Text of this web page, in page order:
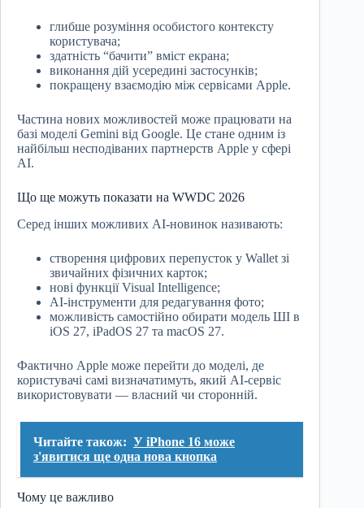
глибше розуміння особистого контексту
користувача;
здатність “бачити” вміст екрана;
виконання дій усередині застосунків;
покращену взаємодію між сервісами Apple.
Частина нових можливостей може працювати на
базі моделі Gemini від Google. Це стане одним із
найбільш несподіваних партнерств Apple у сфері
AI.
Що ще можуть показати на WWDC 2026
Серед інших можливих AI-новинок називають:
створення цифрових перепусток у Wallet зі
звичайних фізичних карток;
нові функції Visual Intelligence;
AI-інструменти для редагування фото;
можливість самостійно обирати модель ШІ в
iOS 27, iPadOS 27 та macOS 27.
Фактично Apple може перейти до моделі, де
користувачі самі визначатимуть, який AI-сервіс
використовувати — власний чи сторонній.
Читайте також: У iPhone 16 може
з'явитися ще одна нова кнопка
Чому це важливо